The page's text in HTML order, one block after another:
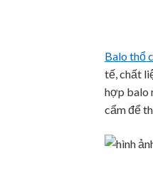
Balo thổ
tế, chất
hợp balo
cẩmđể